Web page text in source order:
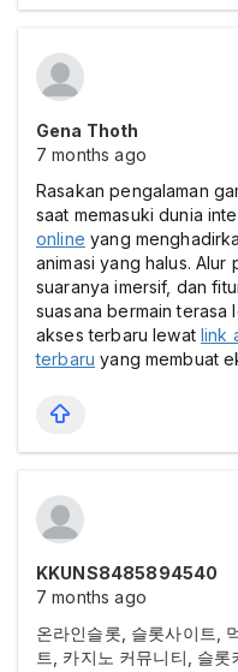
Gena Thoth
7 months ago
Rasakan pengalaman
saat memasuki dunia
online yang
animasi yang halus.
suaranya imersif, dan
suasana bermain terasa
akses terbaru lewat link
terbaru yang membuat
KKUNS8485894540
7 months ago
온라인슬롯, 슬롯사이트,
트, 카지노 커뮤니티, 슬